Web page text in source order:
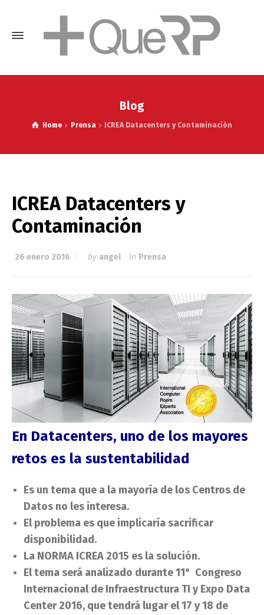
Blog
Home Prensa ICREA Datacenters y Contaminación
ICREA Datacenters y
Contaminación
26 enero 2016 by angel in Prensa
En Datacenters, uno de los mayores
retos es la sustentabilidad
Es un tema que a la mayoría de los Centros de
Datos no les interesa.
El problema es que implicaría sacrificar
disponibilidad.
La NORMA ICREA 2015 es la solución.
El tema será analizado durante11° Congreso
Internacional de Infraestructura TI y Expo Data
Center 2016, que tendrá lugar el 17 y 18 de